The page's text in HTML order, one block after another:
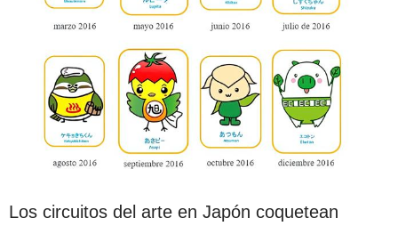
Los circuitos del arte en Japón coquetean